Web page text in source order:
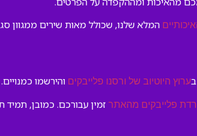
המלא שלנו, שכולל מאות שירים ממגוון
ערוץ היוטיוב של ורסנו פלייבקים והירשמו
פלייבקים מהאתר זמין עבורכם. כמובן, תמיד